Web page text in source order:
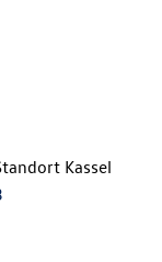
Kassel